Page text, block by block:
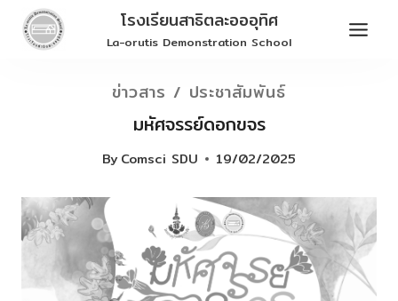
Skip
โรงเรียนสาธิตละอออุทิศ
La-orutis Demonstration School
ข่าวสาร / ประชาสัมพันธ์
มหัศจรรย์ดอกขจร
ByComsci SDU 19/02/2025